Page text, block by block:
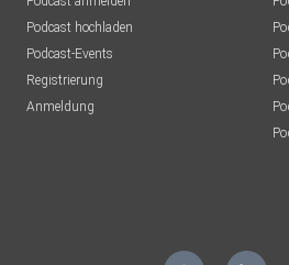
Podcast hochladen
Podcast-Events
Registrierung
Anmeldung